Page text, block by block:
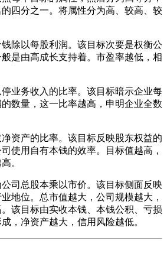
四分之一。将属性分为高、较高、较
以每股利润。该目标次要是权衡公
是由高成长支持着。市盈率越低，相
务收入的比率。该目标暗示企业每
数量，这一比率越高，申明企业全数
产的比率。该目标反映股东权益的
使用自有本钱的效率。目标值越高，
。
总股本乘以市价。该目标侧面反映
地位。总市值越大，公司规模越大，
该目标由实收本钱、本钱公积、亏损
，净资产越大，信用风险越低。